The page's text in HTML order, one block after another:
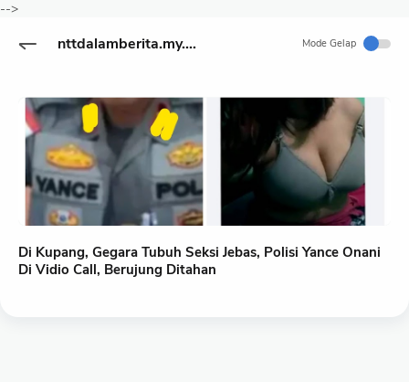
-->
nttdalamberita.my.id Mode Gelap
Di Kupang, Gegara Tubuh Seksi Jebas, Polisi Yance Onani
Di Vidio Call, Berujung Ditahan